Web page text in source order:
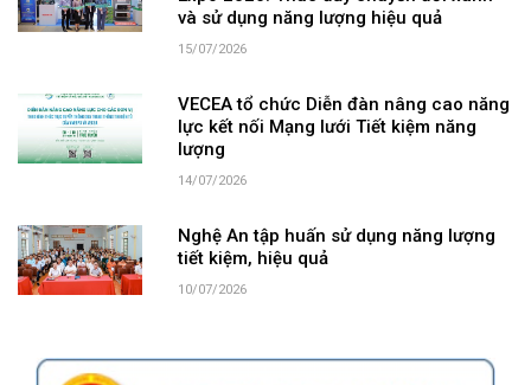
và sử dụng năng lượng hiệu quả
15/07/2026
VECEA tổ chức Diễn đàn nâng cao năng
lực kết nối Mạng lưới Tiết kiệm năng
lượng
14/07/2026
Nghệ An tập huấn sử dụng năng lượng
tiết kiệm, hiệu quả
10/07/2026